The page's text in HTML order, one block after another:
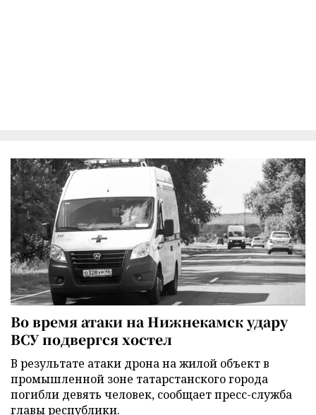
Во время атаки на Нижнекамск удару
ВСУ подвергся хостел
В результате атаки дрона на жилой объект в
промышленной зоне татарстанского города
погибли девять человек, сообщает пресс-служба
главы республики.